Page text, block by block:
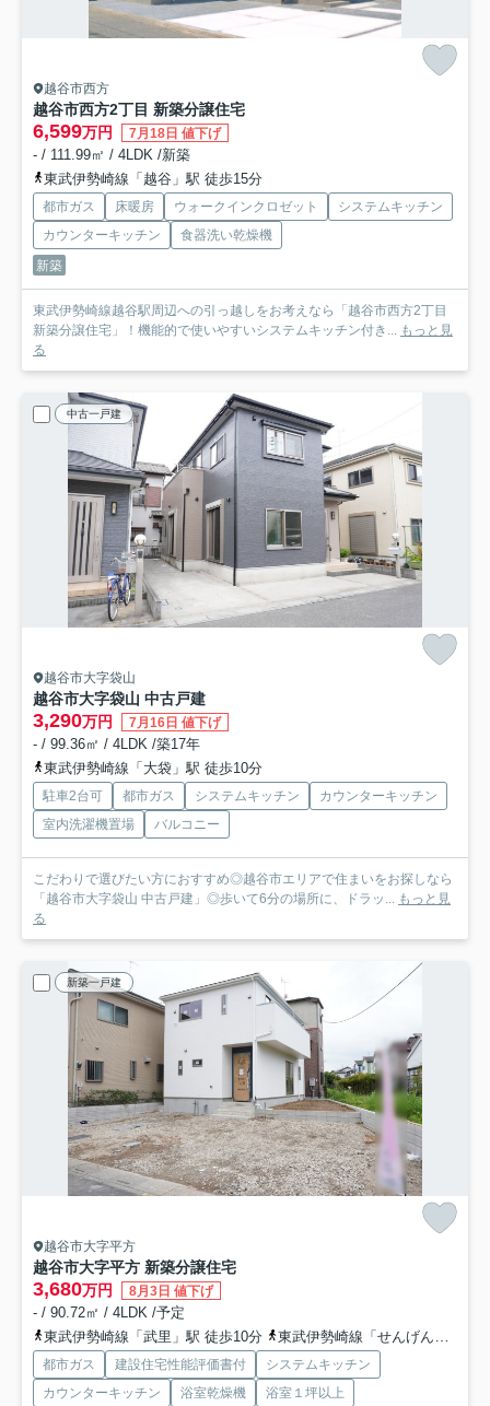
越谷市西方
越谷市西方2丁目 新築分譲住宅
6,599万円 7月18日 値下げ
- / 111.99㎡ / 4LDK /新築
東武伊勢崎線「越谷」駅 徒歩15分
都市ガス 床暖房 ウォークインクロゼット
システムキッチン
カウンターキッチン
食器洗い乾燥機
新築
東武伊勢崎線越谷駅周辺への引っ越しをお考えなら「越谷市西方2丁目
新築分譲住宅」！機能的で使いやすいシステムキッチン付き... もっと見
る
中古一戸建
越谷市大字袋山
越谷市大字袋山 中古戸建
3,290万円 7月16日 値下げ
- / 99.36㎡ / 4LDK /築17年
東武伊勢崎線「大袋」駅 徒歩10分
駐車2台可 都市ガス システムキッチン
カウンターキッチン
室内洗濯機置場
バルコニー
こだわりで選びたい方におすすめ◎越谷市エリアで住まいをお探しなら
「越谷市大字袋山 中古戸建」◎歩いて6分の場所に、ドラッ... もっと見
る
新築一戸建
越谷市大字平方
越谷市大字平方 新築分譲住宅
3,680万円 8月3日 値下げ
- / 90.72㎡ / 4LDK /予定
東武伊勢崎線「武里」駅 徒歩10分
東武伊勢崎線「せんげん台」駅 徒歩21分
都市ガス 建設住宅性能評価書付
システムキッチン
カウンターキッチン
浴室乾燥機
浴室１坪以上